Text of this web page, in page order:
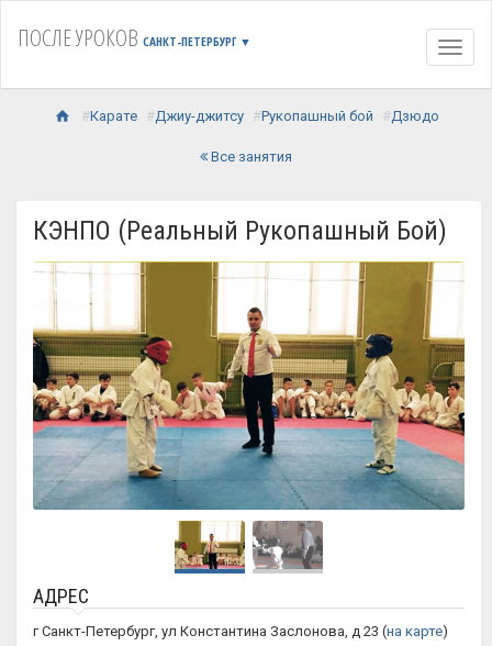
ПОСЛЕ УРОКОВ САНКТ-ПЕТЕРБУРГ ▼
Карате Джиу-джитсу Рукопашный бой Дзюдо
Все занятия
КЭНПО (Реальный Рукопашный Бой)
АДРЕС
г Санкт-Петербург, ул Константина Заслонова, д 23 (на карте)